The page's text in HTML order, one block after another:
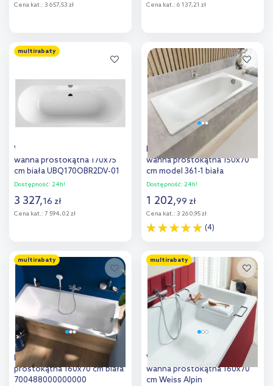
Cena kat.: 3 657,53 zł
Dodaj do
porównania
Cena kat.: 6 137,21 zł
Dodaj do
porównania
multirabaty
Villeroy & Boch Oberon 2.0
wanna prostokątna 170x75
cm biała UBQ170OBR2DV-01
Dostępność: 24h!
3 327,16 zł
Cena kat.: 7 594,02 zł
Dodaj do
porównania
Kaldewei Saniform Plus
wanna prostokątna 150x70
cm model 361-1 biała
111600013001
Dostępność: 24h!
1 202,99 zł
Cena kat.: 3 260,95 zł
(4)
Dodaj do
porównania
multirabaty
Duravit No.1 wanna
prostokątna 160x70 cm biała
700488000000000
multirabaty
Villeroy & Boch Targa Plus
wanna prostokątna 160x70
cm Weiss Alpin